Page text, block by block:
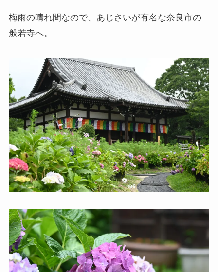
梅雨の晴れ間なので、あじさいが有名な奈良市の
般若寺へ。